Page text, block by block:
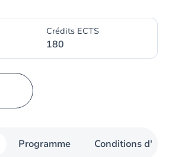
Crédits ECTS
180
Programme Conditions